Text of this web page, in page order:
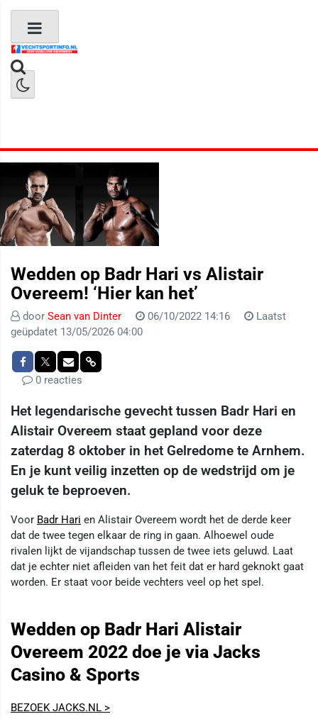
Wedden op Badr Hari vs Alistair
Overeem! ‘Hier kan het’
door Sean van Dinter 06/10/2022 14:16
Laatst
geüpdatet 13/05/2026 04:00
0 reacties
Het legendarische gevecht tussen Badr Hari en
Alistair Overeem staat gepland voor deze
zaterdag 8 oktober in het Gelredome te Arnhem.
En je kunt veilig inzetten op de wedstrijd om je
geluk te beproeven.
Voor Badr Hari en Alistair Overeem wordt het de derde keer
dat de twee tegen elkaar de ring in gaan. Alhoewel oude
rivalen lijkt de vijandschap tussen de twee iets geluwd. Laat
dat je echter niet afleiden van het feit dat er hard geknokt gaat
worden. Er staat voor beide vechters veel op het spel.
Wedden op Badr Hari Alistair
Overeem 2022 doe je via Jacks
Casino & Sports
BEZOEK JACKS.NL >